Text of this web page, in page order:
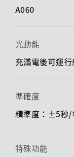
A060
光動能
充滿電後可運
準確度
精準度：±5秒/
特殊功能